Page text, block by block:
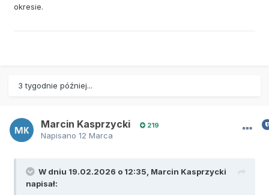
okresie.
3 tygodnie później...
Marcin Kasprzycki 219
Napisano 12 Marca
W dniu 19.02.2026 o 12:35, Marcin Kasprzycki
napisał: